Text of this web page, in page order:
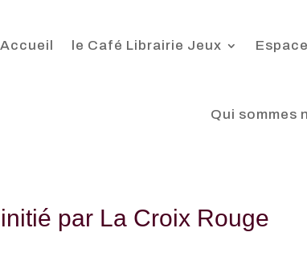
Accueil le Café Librairie Jeux
Qui sommes
par La Croix Rouge